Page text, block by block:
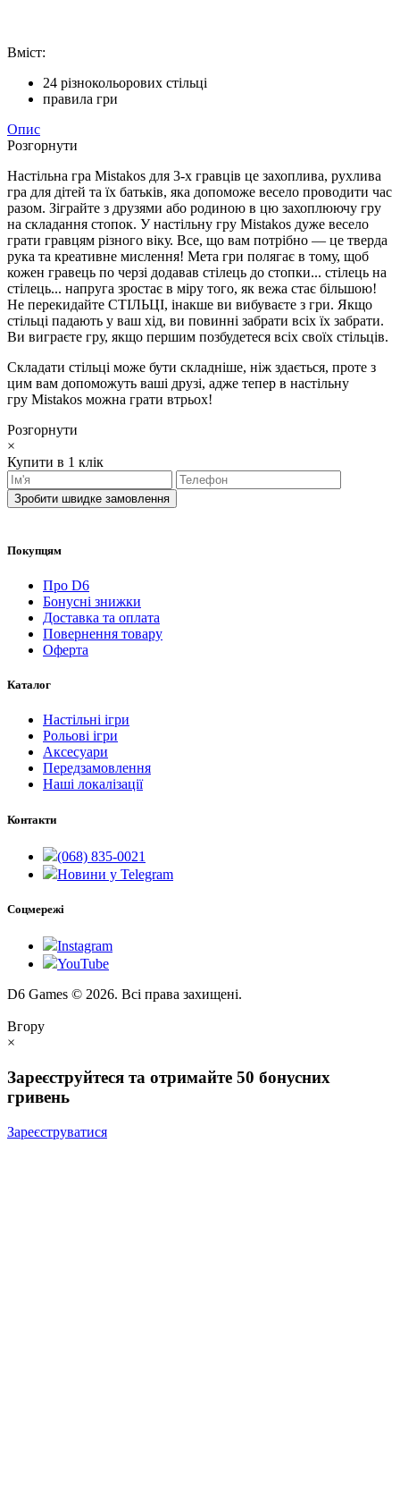
Вміст:
24 різнокольорових стільці
правила гри
Опис
Розгорнути
Настільна гра Mistakos для 3-х гравців це захоплива, рухлива
гра для дітей та їх батьків, яка допоможе весело проводити час
разом. Зіграйте з друзями або родиною в цю захоплюючу гру
на складання стопок. У настільну гру Mistakos дуже весело
грати гравцям різного віку. Все, що вам потрібно — це тверда
рука та креативне мислення! Мета гри полягає в тому, щоб
кожен гравець по черзі додавав стілець до стопки... стілець на
стілець... напруга зростає в міру того, як вежа стає більшою!
Не перекидайте СТІЛЬЦІ, інакше ви вибуваєте з гри. Якщо
стільці падають у ваш хід, ви повинні забрати всіх їх забрати.
Ви виграєте гру, якщо першим позбудетеся всіх своїх стільців.
Складати стільці може бути складніше, ніж здається, проте з
цим вам допоможуть ваші друзі, адже тепер в настільну
гру Mistakos можна грати втрьох!
Розгорнути
×
Купити в 1 клік
Зробити швидке замовлення
Покупцям
Про D6
Бонусні знижки
Доставка та оплата
Повернення товару
Оферта
Каталог
Настільні ігри
Рольові ігри
Аксесуари
Передзамовлення
Наші локалізації
Контакти
(068) 835-0021
Новини у Telegram
Соцмережі
Instagram
YouTube
D6 Games © 2026. Всі права захищені.
Вгору
×
Зареєструйтеся та отримайте 50 бонусних
гривень
Зареєструватися